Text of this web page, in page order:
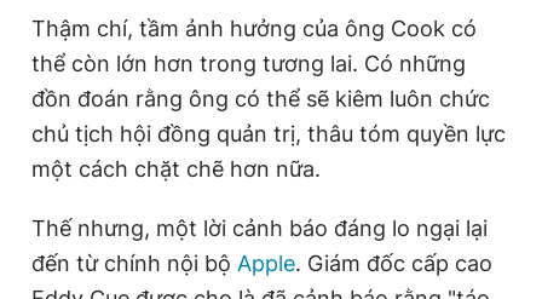
Thậm chí, tầm ảnh hưởng của ông Cook có
thể còn lớn hơn trong tương lai. Có những
đồn đoán rằng ông có thể sẽ kiêm luôn chức
chủ tịch hội đồng quản trị, thâu tóm quyền lực
một cách chặt chẽ hơn nữa.
Thế nhưng, một lời cảnh báo đáng lo ngại lại
đến từ chính nội bộ Apple. Giám đốc cấp cao